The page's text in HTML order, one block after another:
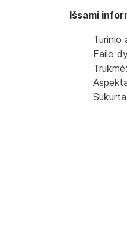
Išsami
Turinio
Failo